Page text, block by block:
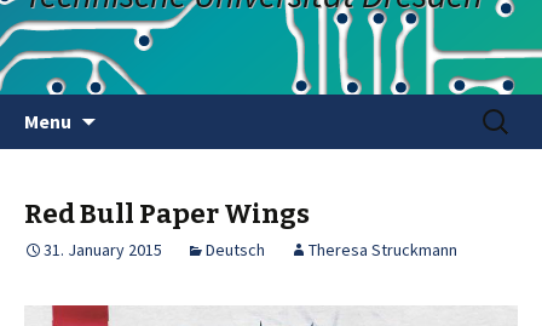
Menu
Search
for:
Red Bull Paper Wings
31. January 2015 Deutsch Theresa Struckmann